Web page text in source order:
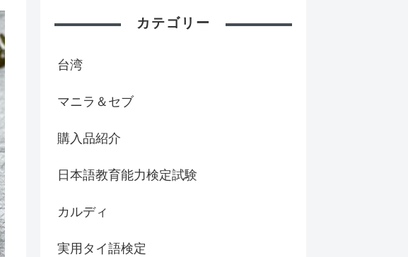
カテゴリー
台湾
マニラ＆セブ
購入品紹介
日本語教育能力検定試験
カルディ
実用タイ語検定